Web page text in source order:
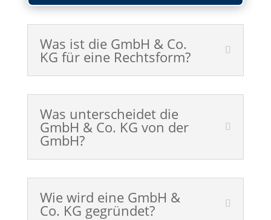
Was ist die GmbH & Co.
KG für eine Rechtsform?
Was unterscheidet die
GmbH & Co. KG von der
GmbH?
Wie wird eine GmbH &
Co. KG gegründet?